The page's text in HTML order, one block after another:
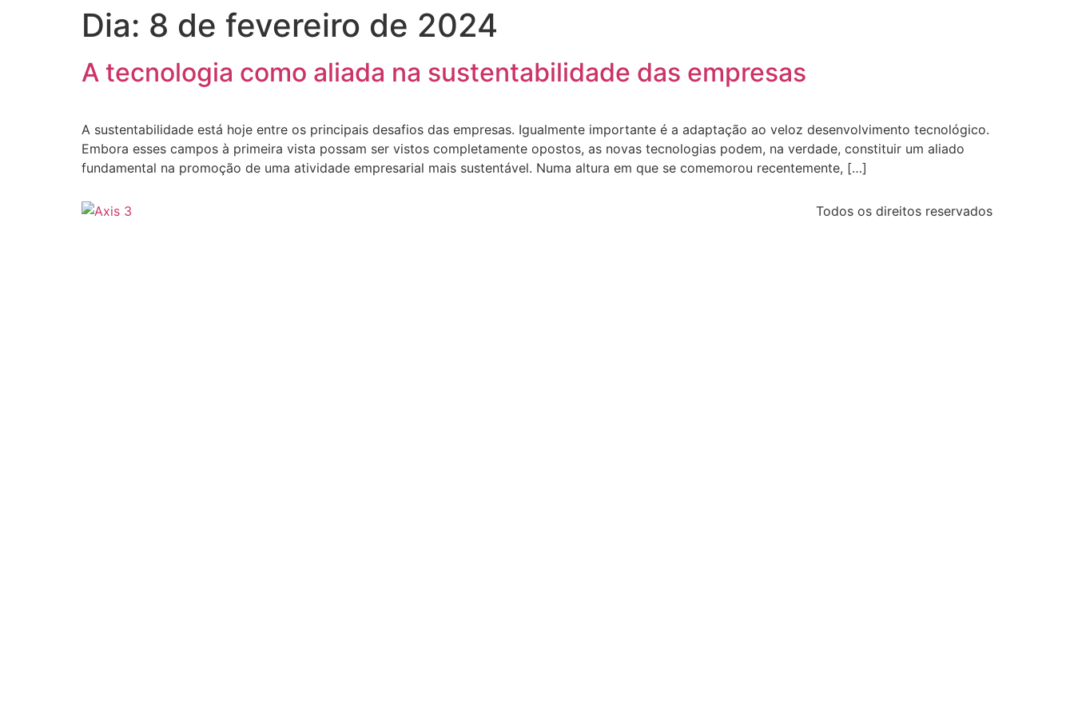
Dia: 8 de fevereiro de 2024
A tecnologia como aliada na sustentabilidade das empresas
A sustentabilidade está hoje entre os principais desafios das empresas. Igualmente importante é a adaptação ao veloz desenvolvimento tecnológico.
Embora esses campos à primeira vista possam ser vistos completamente opostos, as novas tecnologias podem, na verdade, constituir um aliado
fundamental na promoção de uma atividade empresarial mais sustentável. Numa altura em que se comemorou recentemente, […]
Todos os direitos reservados